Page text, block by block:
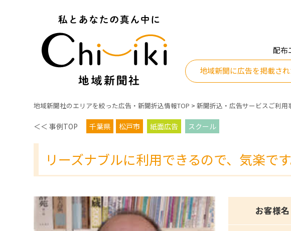
配布
地域新聞に広告を掲載さ
地域新聞社のエリアを絞った広告・新聞折込情報TOP >新聞折込・広告サービスご利用
＜＜ 事例TOP 千葉県 松戸市 紙面広告 スクール
リーズナブルに利用できるので、気楽です
お客様名